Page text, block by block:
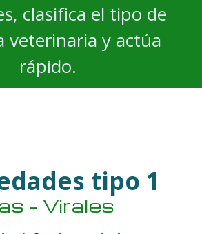
clasifica el tipo de
veterinaria y actúa
rápido.
tipo 1
– Virales